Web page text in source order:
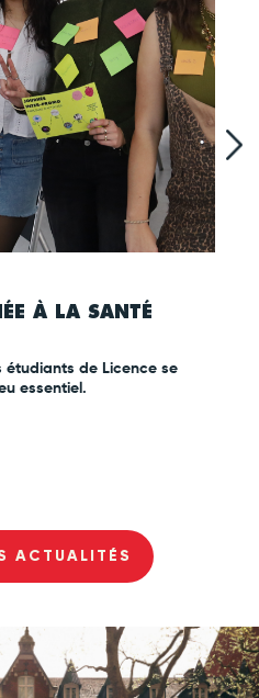
À LA SANTÉ
étudiants de Licence se
essentiel.
ACTUALITÉS